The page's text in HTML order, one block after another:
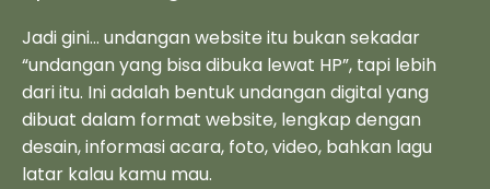
Jadi gini… undangan website itu bukan sekadar
“undangan yang bisa dibuka lewat HP”, tapi lebih
dari itu. Ini adalah bentuk undangan digital yang
dibuat dalam format website, lengkap dengan
desain, informasi acara, foto, video, bahkan lagu
latar kalau kamu mau.